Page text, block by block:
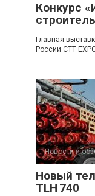
Конкурс
Главная
России CTT
Новости и
Новый
TLH 740